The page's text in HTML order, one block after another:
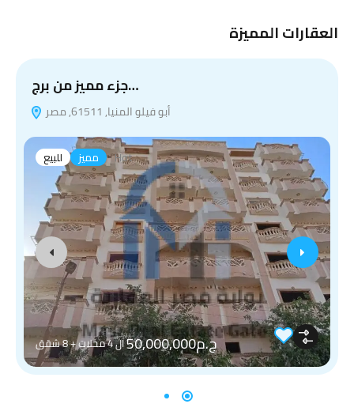
العقارات المميزة
جزء مميز من برج…
أبو فيلو المنيا, 61511, مصر
للبيع مميز Hot
ج.م50,000,000 ال 4 محلات + 8 شقق